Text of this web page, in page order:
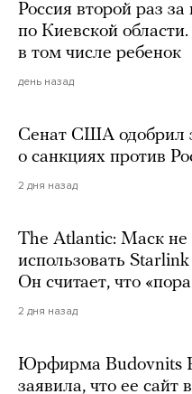
Россия второй раз
по Киевской
в том числе ребенок
день назад
Сенат США одобрил
о санкциях против
2 дня назад
The Atlantic: Маск не
использовать
Он считает, что
2 дня назад
Юрфирма Budovnits
заявила, что ее сайт